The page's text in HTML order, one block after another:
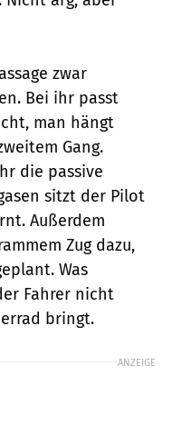
zwar
Bei ihr passt
man hängt
Gang.
die passive
sitzt der Pilot
Außerdem
Zug dazu,
Was
Fahrer nicht
bringt.
ANZEIGE